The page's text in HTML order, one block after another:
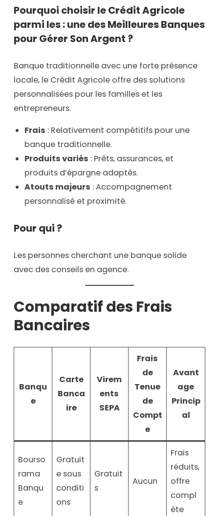
Pourquoi choisir le Crédit Agricole
parmi les : une des Meilleures Banques
pour Gérer Son Argent ?
Banque traditionnelle avec une forte présence
locale, le Crédit Agricole offre des solutions
personnalisées pour les familles et les
entrepreneurs.
Frais : Relativement compétitifs pour une
banque traditionnelle.
Produits variés : Prêts, assurances, et
produits d’épargne adaptés.
Atouts majeurs : Accompagnement
personnalisé et proximité.
Pour qui ?
Les personnes cherchant une banque solide
avec des conseils en agence.
Comparatif des Frais
Bancaires
Banqu
e
Carte
Banca
ire
Virem
ents
SEPA
Frais
de
Tenue
de
Compt
e
Avant
age
Princip
al
Bourso
rama
Banqu
e
Gratuit
e sous
conditi
ons
Gratuit
s
Aucun
Frais
réduits,
offre
compl
ète